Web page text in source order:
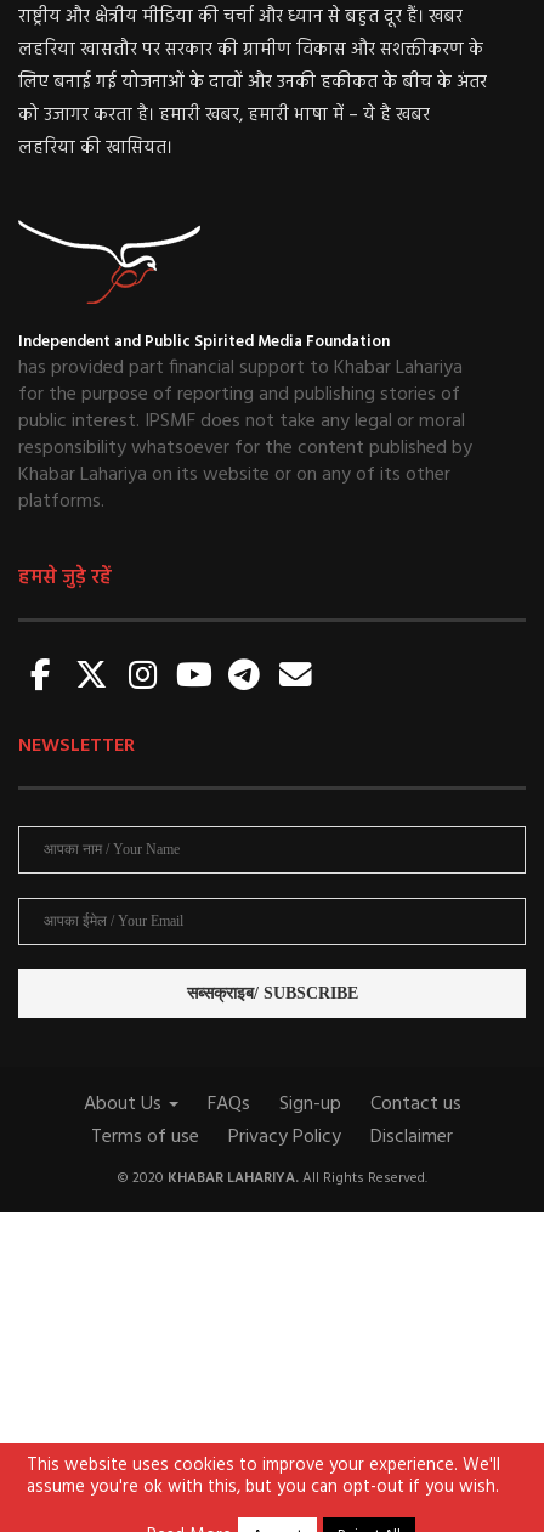
राष्ट्रीय और क्षेत्रीय मीडिया की चर्चा और ध्यान से बहुत दूर हैं। खबर
लहरिया खासतौर पर सरकार की ग्रामीण विकास और सशक्तीकरण के
लिए बनाई गई योजनाओं के दावों और उनकी हकीकत के बीच के अंतर
को उजागर करता है। हमारी खबर, हमारी भाषा में – ये है खबर
लहरिया की खासियत।
Independent and Public Spirited Media Foundation
has provided part financial support to Khabar Lahariya
for the purpose of reporting and publishing stories of
public interest. IPSMF does not take any legal or moral
responsibility whatsoever for the content published by
Khabar Lahariya on its website or on any of its other
platforms.
हमसे जुड़े रहें
NEWSLETTER
About Us FAQs Sign-up
Contact us
Terms of use
Privacy Policy Disclaimer
© 2020 KHABAR LAHARIYA.All Rights Reserved.
This website uses cookies to improve your experience. We'll
assume you're ok with this, but you can opt-out if you wish.